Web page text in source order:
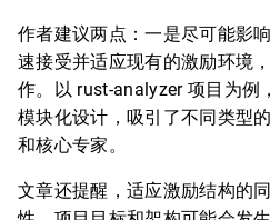
作者建议两点：一是尽可能影
速接受并适应现有的激励环境
作。以 rust-analyzer 项目为例
模块化设计，吸引了不同类型
和核心专家。
文章还提醒，适应激励结构的